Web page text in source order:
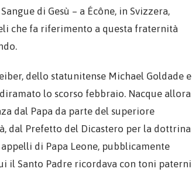
di Gesù – a Écône, in Svizzera,
che fa riferimento a questa fraternità
dello statunitense Michael Goldade e
lo scorso febbraio. Nacque allora
dal Papa da parte del superiore
dal Prefetto del Dicastero per la dottrina
di Papa Leone, pubblicamente
il Santo Padre ricordava con toni paterni